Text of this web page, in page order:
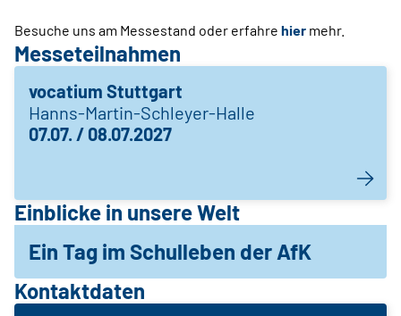
Besuche uns am Messestand oder erfahre hier mehr.
Messeteilnahmen
vocatium Stuttgart
Hanns-Martin-Schleyer-Halle
07.07. / 08.07.2027
Einblicke in unsere Welt
Ein Tag im Schulleben der AfK
Kontaktdaten